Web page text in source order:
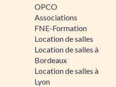
OPCO
Associations
FNE-Formation
Location de salles
Location de salles à
Bordeaux
Location de salles à
Lyon